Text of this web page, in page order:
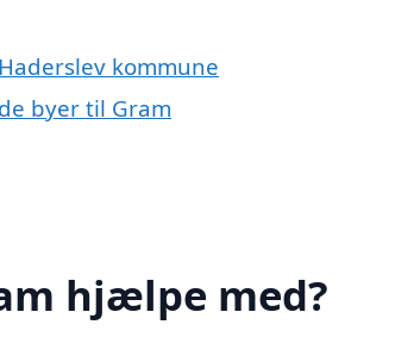
kommune
byer til Gram
hjælpe med?